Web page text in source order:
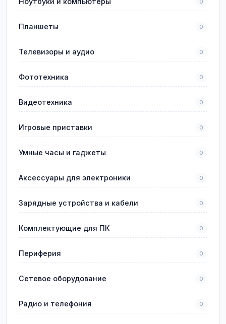
Планшеты 0
Телевизоры и аудио 0
Фототехника 0
Видеотехника 0
Игровые приставки 0
Умные часы и гаджеты 0
Аксессуары для электроники 0
Зарядные устройства и кабели 0
Комплектующие для ПК 0
Периферия 0
Сетевое оборудование 0
Радио и телефония 0